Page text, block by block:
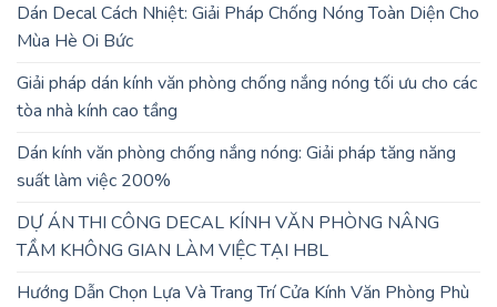
Dán Decal Cách Nhiệt: Giải Pháp Chống Nóng Toàn Diện Cho
Mùa Hè Oi Bức
Giải pháp dán kính văn phòng chống nắng nóng tối ưu cho các
tòa nhà kính cao tầng
Dán kính văn phòng chống nắng nóng: Giải pháp tăng năng
suất làm việc 200%
DỰ ÁN THI CÔNG DECAL KÍNH VĂN PHÒNG NÂNG
TẦM KHÔNG GIAN LÀM VIỆC TẠI HBL
Hướng Dẫn Chọn Lựa Và Trang Trí Cửa Kính Văn Phòng Phù